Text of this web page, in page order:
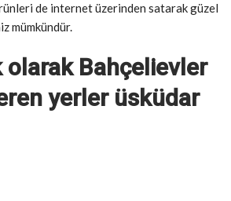
de internet üzerinden satarak güzel
mümkündür.
olarak Bahçelievler
yerler üsküdar